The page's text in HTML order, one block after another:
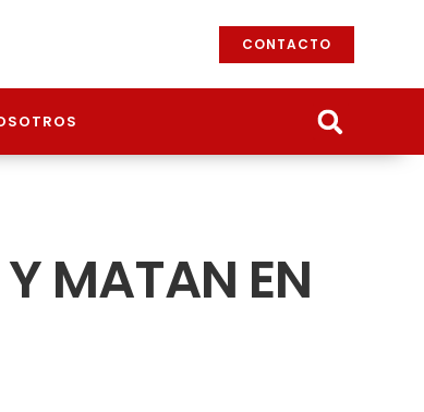
CONTACTO
Y MATAN EN